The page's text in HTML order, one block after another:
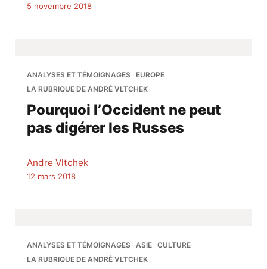
5 novembre 2018
ANALYSES ET TÉMOIGNAGES
EUROPE
LA RUBRIQUE DE ANDRÉ VLTCHEK
Pourquoi l’Occident ne peut
pas digérer les Russes
Andre Vltchek
12 mars 2018
ANALYSES ET TÉMOIGNAGES ASIE
CULTURE
LA RUBRIQUE DE ANDRÉ VLTCHEK